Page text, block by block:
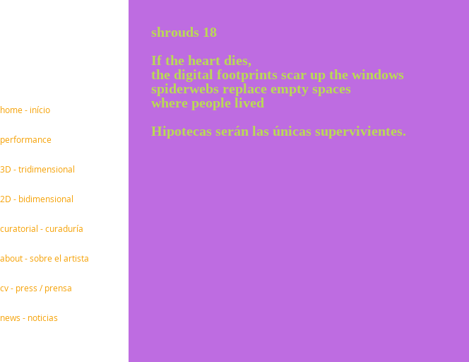
home - início
performance
3D - tridimensional
2D - bidimensional
curatorial - curaduría
about - sobre el artista
cv - press / prensa
news - noticias
shrouds 18
If the heart dies,
the digital footprints scar up the windows
spiderwebs replace empty spaces
where people lived
Hipotecas serán las únicas supervivientes.